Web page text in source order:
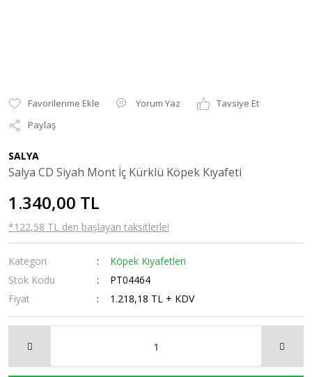
Yorum Yaz
Tavsiye Et
Paylaş
SALYA
Salya CD Siyah Mont İç Kürklü Köpek Kıyafeti
1.340,00 TL
*122,58 TL den başlayan taksitlerle!
Kategori
Köpek Kıyafetleri
Stok Kodu
PT04464
Fiyat
1.218,18 TL + KDV